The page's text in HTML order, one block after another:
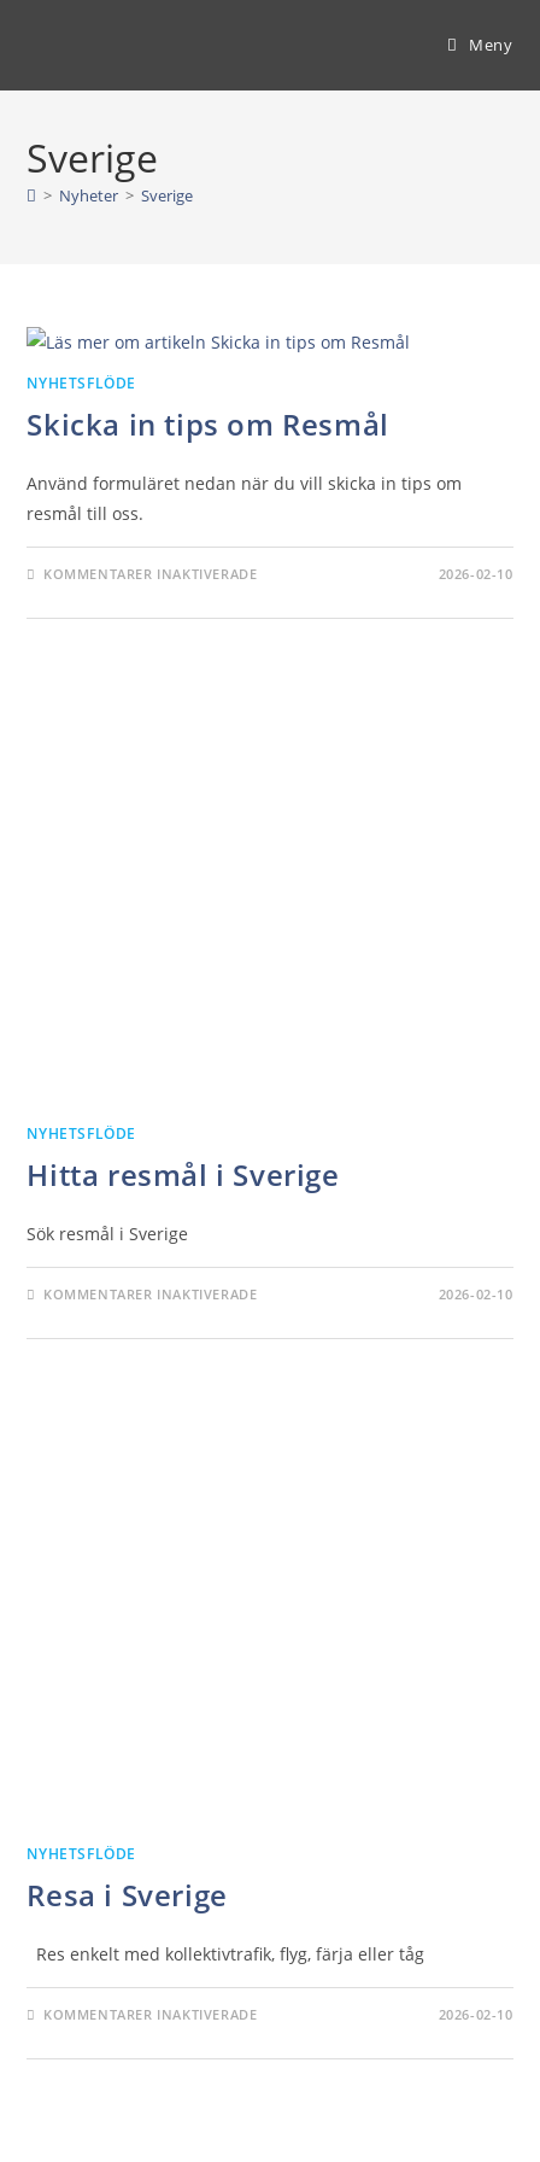
Meny
Sverige
> Nyheter > Sverige
NYHETSFLÖDE
Skicka in tips om Resmål
Använd formuläret nedan när du vill skicka in tips om
resmål till oss.
KOMMENTARER INAKTIVERADEFÖR
TIPS
2026-02-10
NYHETSFLÖDE
Hitta resmål i Sverige
Sök resmål i Sverige
KOMMENTARER INAKTIVERADEFÖR
I
2026-02-10
NYHETSFLÖDE
Resa i Sverige
Res enkelt med kollektivtrafik, flyg, färja eller tåg
KOMMENTARER INAKTIVERADEFÖR
SVERIGE
2026-02-10